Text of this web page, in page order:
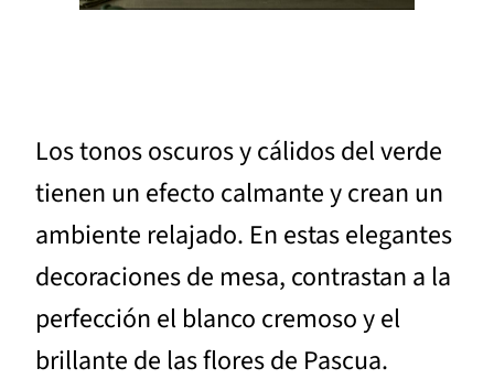
Los tonos oscuros y cálidos del verde
tienen un efecto calmante y crean un
ambiente relajado. En estas elegantes
decoraciones de mesa, contrastan a la
perfección el blanco cremoso y el
brillante de las flores de Pascua.